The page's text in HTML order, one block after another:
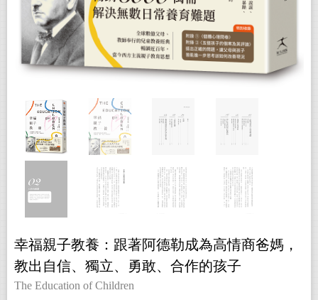
幸福親子教養：跟著阿德勒成為高情商爸媽，
教出自信、獨立、勇敢、合作的孩子
The Education of Children